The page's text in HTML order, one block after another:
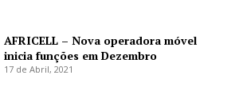
AFRICELL – Nova operadora móvel
inicia funções em Dezembro
17 de Abril, 2021